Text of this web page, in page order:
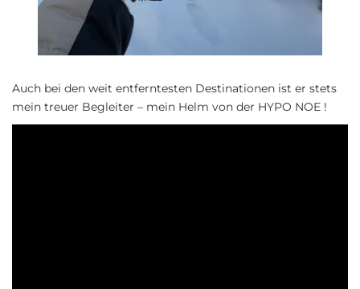
Auch bei den weit entferntesten Destinationen ist er stets
mein treuer Begleiter – mein Helm von der HYPO NOE !